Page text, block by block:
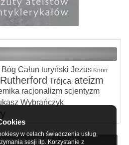
Całun turyński JezusKnorr
Rutherford Trójca ateizm
racjonalizmscjentyzm
Wybrańczyk
wiary
w celach świadczenia usług,
sesji itp. Korzystanie z